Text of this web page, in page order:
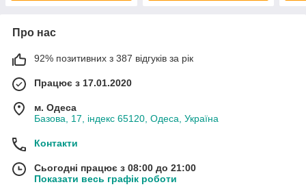
Про нас
92% позитивних з 387 відгуків за рік
Працює з 17.01.2020
м. Одеса
Базова, 17, індекс 65120, Одеса, Україна
Контакти
Сьогодні працює з 08:00 до 21:00
Показати весь графік роботи